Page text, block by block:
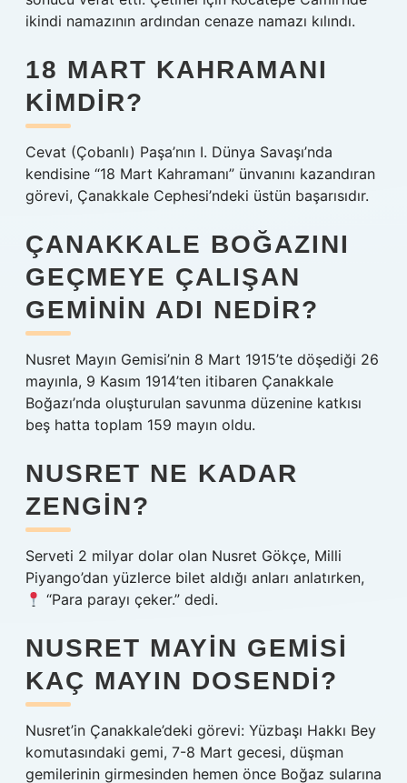
ikindi namazının ardından cenaze namazı kılındı.
18 MART KAHRAMANI
KIMDIR?
Cevat (Çobanlı) Paşa’nın I. Dünya Savaşı’nda
kendisine “18 Mart Kahramanı” ünvanını kazandıran
görevi, Çanakkale Cephesi’ndeki üstün başarısıdır.
ÇANAKKALE BOĞAZINI
GEÇMEYE ÇALIŞAN
GEMININ ADI NEDIR?
Nusret Mayın Gemisi’nin 8 Mart 1915’te döşediği 26
mayınla, 9 Kasım 1914’ten itibaren Çanakkale
Boğazı’nda oluşturulan savunma düzenine katkısı
beş hatta toplam 159 mayın oldu.
NUSRET NE KADAR
ZENGIN?
Serveti 2 milyar dolar olan Nusret Gökçe, Milli
Piyango’dan yüzlerce bilet aldığı anları anlatırken,
“Para parayı çeker.” dedi.
NUSRET MAYIN GEMISI
KAÇ MAYIN DOSENDI?
Nusret’in Çanakkale’deki görevi: Yüzbaşı Hakkı Bey
komutasındaki gemi, 7-8 Mart gecesi, düşman
gemilerinin girmesinden hemen önce Boğaz sularına